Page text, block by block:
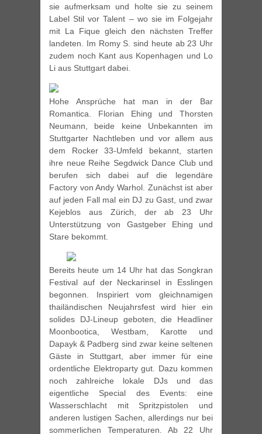
sie aufmerksam und holte sie zu seinem
Label Stil vor Talent – wo sie im Folgejahr
mit La Fique gleich den nächsten Treffer
landeten. Im Romy S. sind heute ab 23 Uhr
zudem noch Kant aus Kopenhagen und Lo
Li aus Stuttgart dabei.
Hohe Ansprüche hat man in der Bar
Romantica. Florian Ehing und Thorsten
Neumann, beide keine Unbekannten im
Stuttgarter Nachtleben und vor allem aus
dem Rocker 33-Umfeld bekannt, starten
ihre neue Reihe Segdwick Dance Club und
berufen sich dabei auf die legendäre
Factory von Andy Warhol. Zunächst ist aber
auf jeden Fall mal ein DJ zu Gast, und zwar
Kejeblos aus Zürich, der ab 23 Uhr
Unterstützung von Gastgeber Ehing und
Stare bekommt.
Bereits heute um 14 Uhr hat das Songkran
Festival auf der Neckarinsel in Esslingen
begonnen. Inspiriert vom gleichnamigen
thailändischen Neujahrsfest wird hier ein
solides DJ-Lineup geboten, die Headliner
Moonbootica, Westbam, Karotte und
Dapayk & Padberg sind zwar keine seltenen
Gäste in Stuttgart, aber immer für eine
ordentliche Elektroparty gut. Dazu kommen
noch zahlreiche lokale DJs und das
eigentliche Special des Events: eine
Wasserschlacht mit Spritzpistolen und
anderen lustigen Sachen, allerdings nur bei
sommerlichen Temperaturen. Ab 22 Uhr